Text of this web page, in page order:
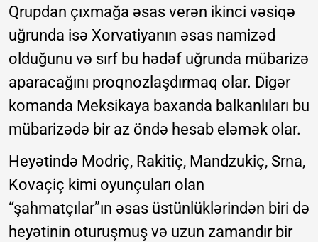
Qrupdan çıxmağa əsas verən ikinci vəsiqə
uğrunda isə Xorvatiyanın əsas namizəd
olduğunu və sırf bu hədəf uğrunda mübarizə
aparacağını proqnozlaşdırmaq olar. Digər
komanda Meksikaya baxanda balkanlıları bu
mübarizədə bir az öndə hesab eləmək olar.
Heyətində Modriç, Rakitiç, Mandzukiç, Srna,
Kovaçiç kimi oyunçuları olan
“şahmatçılar”ın əsas üstünlüklərindən biri də
heyətinin oturuşmuş və uzun zamandır bir